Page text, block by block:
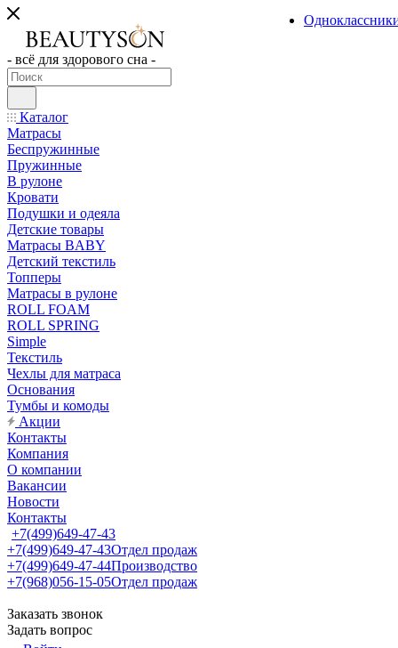
- всё для здорового сна -
Каталог
Матрасы
Беспружинные
Пружинные
В рулоне
Кровати
Подушки и одеяла
Детские товары
Матрасы BABY
Детский текстиль
Топперы
Матрасы в рулоне
ROLL FOAM
ROLL SPRING
Simple
Текстиль
Чехлы для матраса
Основания
Тумбы и комоды
Акции
Контакты
Компания
О компании
Вакансии
Новости
Контакты
+7(499)649-47-43
+7(499)649-47-43Отдел продаж
+7(499)649-47-44Производство
+7(968)056-15-05Отдел продаж
Заказать звонок
Задать вопрос